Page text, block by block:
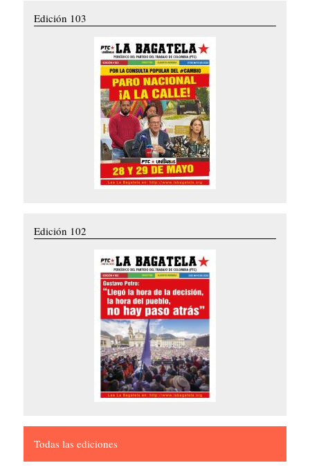
Edición 103
Edición 102
Todas las ediciones